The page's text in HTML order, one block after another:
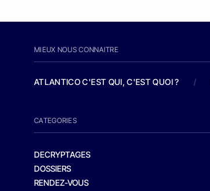
MIEUX NOUS CONNAITRE
ATLANTICO C'EST QUI, C'EST QUOI ? /
CATEGORIES
DECRYPTAGES
DOSSIERS
RENDEZ-VOUS